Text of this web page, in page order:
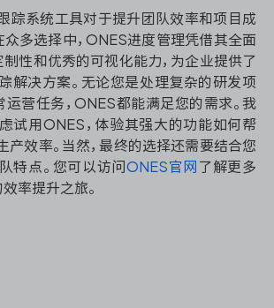
踪系统工具对于提升团队效率和项目成
众多选择中，ONES进度管理凭借其全面
制性和优秀的可视化能力，为企业提供了
解决方案。无论您是处理复杂的研发项
运营任务，ONES都能满足您的需求。我
试用ONES，体验其强大的功能如何帮
产效率。当然，最终的选择还需要结合您
特点。您可以访问 ONES官网 了解更多
率提升之旅。